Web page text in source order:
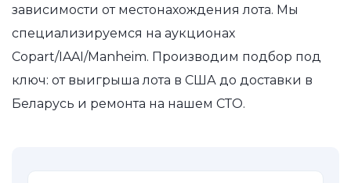
зависимости от местонахождения лота. Мы
специализируемся на аукционах
Copart/IAAI/Manheim. Производим подбор под
ключ: от выигрыша лота в США до доставки в
Беларусь и ремонта на нашем СТО.